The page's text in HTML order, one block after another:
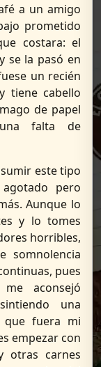
a un amigo
prometido
costara: el
se la pasó en
un recién
tiene cabello
de papel
falta de
este tipo
pero
Aunque lo
y lo tomes
horribles,
somnolencia
pues
aconsejó
una
que fuera mi
empezar con
otras carnes